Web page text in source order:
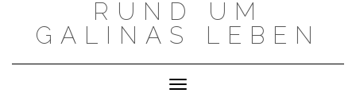
RUND UM
GALINAS LEBEN
Toggle Navigation